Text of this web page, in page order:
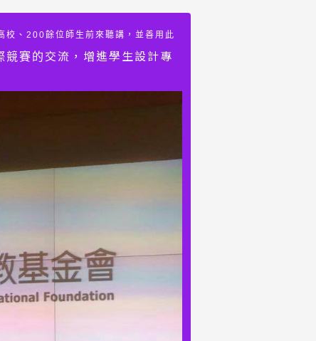
、200餘位師生前來聽講，並善用此
競賽的 交流，增進學生設計專